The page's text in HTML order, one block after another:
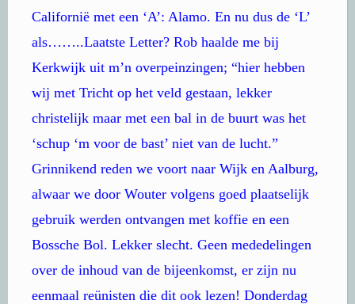
Californië met een ‘A’: Alamo. En nu dus de ‘L’
als……..Laatste Letter? Rob haalde me bij
Kerkwijk uit m’n overpeinzingen; “hier hebben
wij met Tricht op het veld gestaan, lekker
christelijk maar met een bal in de buurt was het
‘schup ‘m voor de bast’ niet van de lucht.”
Grinnikend reden we voort naar Wijk en Aalburg,
alwaar we door Wouter volgens goed plaatselijk
gebruik werden ontvangen met koffie en een
Bossche Bol. Lekker slecht. Geen mededelingen
over de inhoud van de bijeenkomst, er zijn nu
eenmaal reünisten die dit ook lezen! Donderdag